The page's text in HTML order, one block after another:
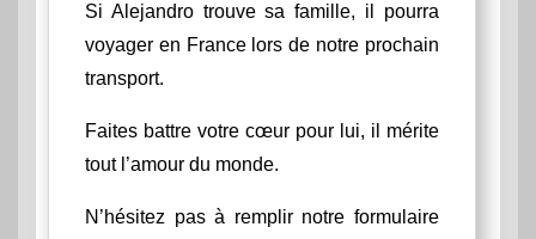
Si Alejandro trouve sa famille, il pourra
voyager en France lors de notre prochain
transport.
Faites battre votre cœur pour lui, il mérite
tout l’amour du monde.
N’hésitez pas à remplir notre formulaire